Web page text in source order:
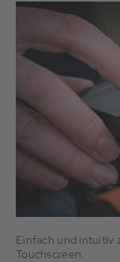
Einfach und intuitiv
Touchscreen.